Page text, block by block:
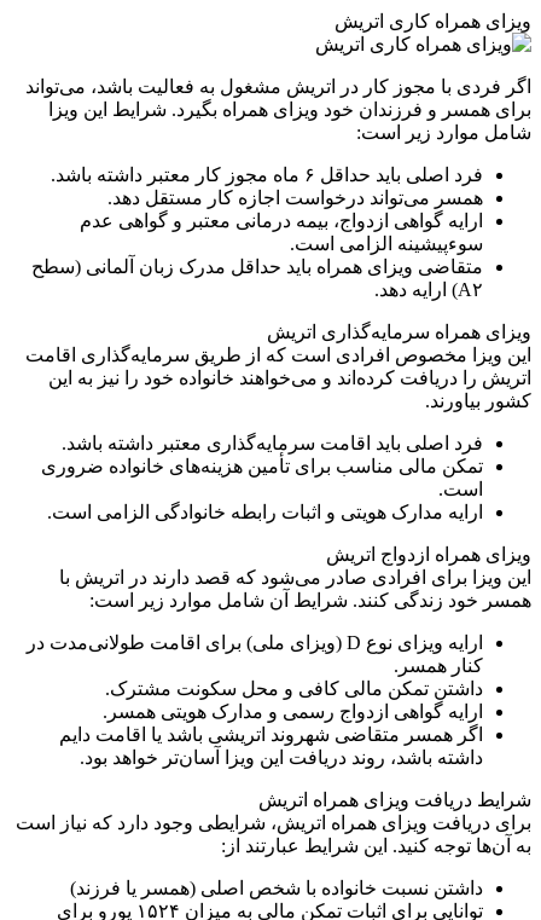
ویزای همراه کاری اتریش
اگر فردی با مجوز کار در اتریش مشغول به فعالیت باشد، می‌تواند
برای همسر و فرزندان خود ویزای همراه بگیرد. شرایط این ویزا
شامل موارد زیر است:
فرد اصلی باید حداقل ۶ ماه مجوز کار معتبر داشته باشد.
همسر می‌تواند درخواست اجازه کار مستقل دهد.
ارایه گواهی ازدواج، بیمه درمانی معتبر و گواهی عدم
سوءپیشینه الزامی است.
متقاضی ویزای همراه باید حداقل مدرک زبان آلمانی (سطح
A۲) ارایه دهد.
ویزای همراه سرمایه‌گذاری اتریش
این ویزا مخصوص افرادی است که از طریق سرمایه‌گذاری اقامت
اتریش را دریافت کرده‌اند و می‌خواهند خانواده خود را نیز به این
کشور بیاورند.
فرد اصلی باید اقامت سرمایه‌گذاری معتبر داشته باشد.
تمکن مالی مناسب برای تأمین هزینه‌های خانواده ضروری
است.
ارایه مدارک هویتی و اثبات رابطه خانوادگی الزامی است.
ویزای همراه ازدواج اتریش
این ویزا برای افرادی صادر می‌شود که قصد دارند در اتریش با
همسر خود زندگی کنند. شرایط آن شامل موارد زیر است:
ارایه ویزای نوع D (ویزای ملی) برای اقامت طولانی‌مدت در
کنار همسر.
داشتن تمکن مالی کافی و محل سکونت مشترک.
ارایه گواهی ازدواج رسمی و مدارک هویتی همسر.
اگر همسر متقاضی شهروند اتریشی باشد یا اقامت دایم
داشته باشد، روند دریافت این ویزا آسان‌تر خواهد بود.
شرایط دریافت ویزای همراه اتریش
برای دریافت ویزای همراه اتریش، شرایطی وجود دارد که نیاز است
به آن‌ها توجه کنید. این شرایط عبارتند از:
داشتن نسبت خانواده با شخص اصلی (همسر یا فرزند)
توانایی برای اثبات تمکن مالی به میزان ۱۵۲۴ یورو برای